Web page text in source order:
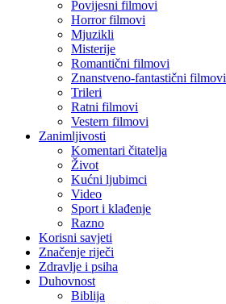
Povijesni filmovi
Horror filmovi
Mjuzikli
Misterije
Romantični filmovi
Znanstveno-fantastični filmovi
Trileri
Ratni filmovi
Vestern filmovi
Zanimljivosti
Komentari čitatelja
Život
Kućni ljubimci
Video
Sport i klađenje
Razno
Korisni savjeti
Značenje riječi
Zdravlje i psiha
Duhovnost
Biblija